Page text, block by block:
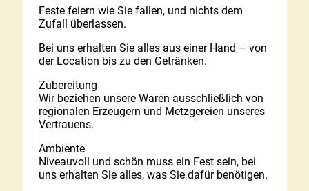
Feste feiern wie Sie fallen, und nichts dem
Zufall überlassen.
Bei uns erhalten Sie alles aus einer Hand – von
der Location bis zu den Getränken.
Zubereitung
Wir beziehen unsere Waren ausschließlich von
regionalen Erzeugern und Metzgereien unseres
Vertrauens.
Ambiente
Niveauvoll und schön muss ein Fest sein, bei
uns erhalten Sie alles, was Sie dafür benötigen.